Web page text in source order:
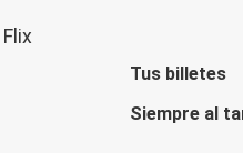
Tus billetes
Siempre al